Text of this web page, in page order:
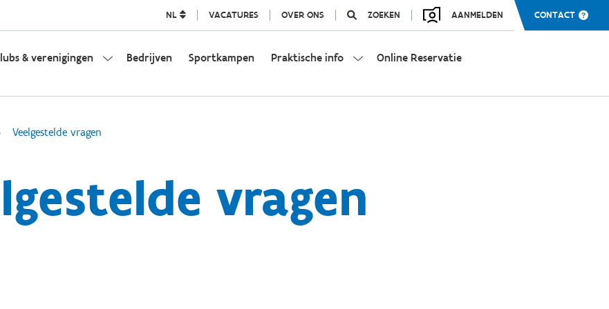
NL VACATURES OVER ONS ZOEKEN AANMELDEN CONTACT
& verenigingen Bedrijven Sportkampen Praktische info Online Reservatie
Veelgestelde vragen
vragen